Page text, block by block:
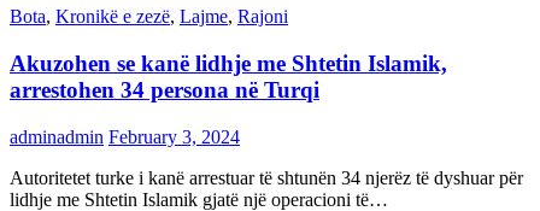
Bota, Kronikë e zezë, Lajme, Rajoni
Akuzohen se kanë lidhje me Shtetin Islamik,
arrestohen 34 persona në Turqi
adminadmin February 3, 2024
Autoritetet turke i kanë arrestuar të shtunën 34 njerëz të dyshuar për
lidhje me Shtetin Islamik gjatë një operacioni të…